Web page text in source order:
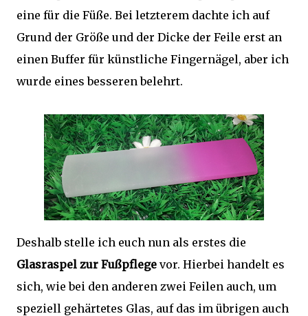
eine für die Füße. Bei letzterem dachte ich auf
Grund der Größe und der Dicke der Feile erst an
einen Buffer für künstliche Fingernägel, aber ich
wurde eines besseren belehrt.
Deshalb stelle ich euch nun als erstes die
Glasraspel zur Fußpflege vor. Hierbei handelt es
sich, wie bei den anderen zwei Feilen auch, um
speziell gehärtetes Glas, auf das im übrigen auch